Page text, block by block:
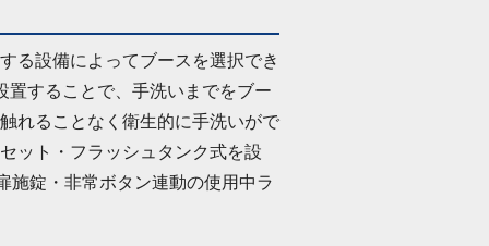
る設備によってブースを選択でき
置することで、手洗いまでをブー
れることなく衛生的に手洗いがで
ット・フラッシュタンク式を設
施錠・非常ボタン連動の使用中ラ